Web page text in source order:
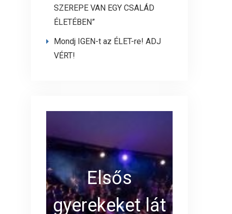
SZEREPE VAN EGY CSALÁD
ÉLETÉBEN”
Mondj IGEN-t az ÉLET-re! ADJ
VÉRT!
Elsős
gyerekeket lát